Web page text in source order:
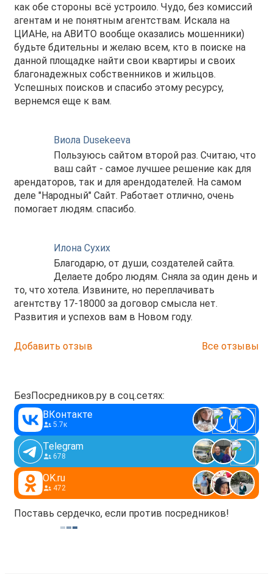
как обе стороны всё устроило. Чудо, без комиссий
агентам и не понятным агентствам. Искала на
ЦИАНе, на АВИТО вообще оказались мошенники)
будьте бдительны и желаю всем, кто в поиске на
данной площадке найти свои квартиры и своих
благонадежных собственников и жильцов.
Успешных поисков и спасибо этому ресурсу,
вернемся еще к вам.
Виола Dusekeeva
Пользуюсь сайтом второй раз. Считаю, что
ваш сайт - самое лучшее решение как для
арендаторов, так и для арендодателей. На самом
деле "Народный" Сайт. Работает отлично, очень
помогает людям. спасибо.
Илона Сухих
Благодарю, от души, создателей сайта.
Делаете добро людям. Сняла за один день и
то, что хотела. Извините, но переплачивать
агентству 17-18000 за договор смысла нет.
Развития и успехов вам в Новом году.
Добавить отзыв Все отзывы
БезПосредников.ру в соц.сетях:
ВКонтакте
5.7к
Telegram
678
OK.ru
472
Поставь сердечко, если против посредников!